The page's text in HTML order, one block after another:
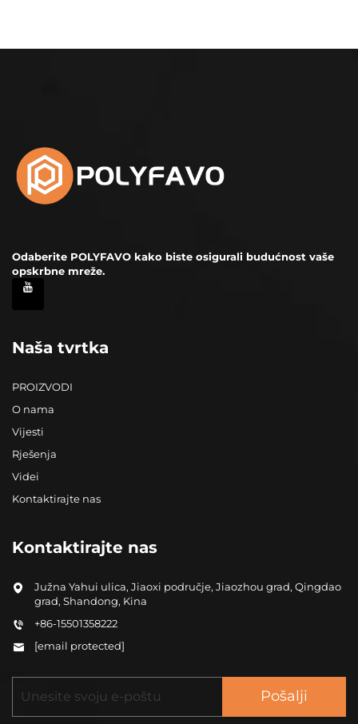
Odaberite POLYFAVO kako biste osigurali budućnost vaše
opskrbne mreže.
Naša tvrtka
PROIZVODI
O nama
Vijesti
Rješenja
Videi
Kontaktirajte nas
Kontaktirajte nas
Južna Yahui ulica, Jiaoxi područje, Jiaozhou grad, Qingdao
grad, Shandong, Kina
+86-15501358222
[email protected]
Pošalji